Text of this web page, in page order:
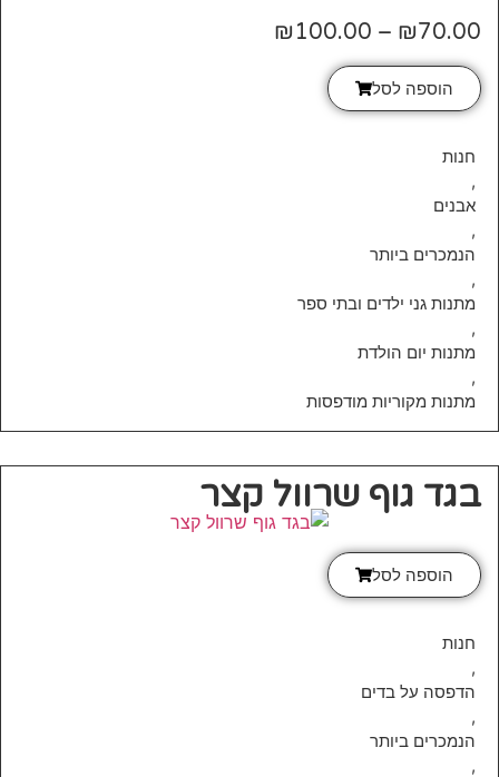
₪70.00
–
₪100.00
הוספה לסל
חנות
,
אבנים
,
הנמכרים ביותר
,
מתנות גני ילדים ובתי ספר
,
מתנות יום הולדת
,
מתנות מקוריות מודפסות
בגד גוף שרוול קצר
הוספה לסל
חנות
,
הדפסה על בדים
,
הנמכרים ביותר
,